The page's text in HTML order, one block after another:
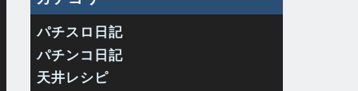
パチスロ日記
パチンコ日記
天井レシピ